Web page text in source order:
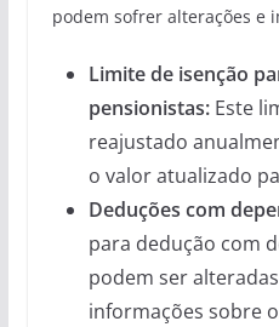
podem sofrer alterações e
Limite de isenção
pensionistas:Este
reajustado
o valor atualizado
Deduções com
para dedução com
podem ser
informações sobre